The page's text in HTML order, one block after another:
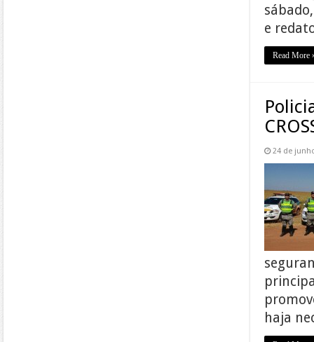
e
Read More
24 de
haja